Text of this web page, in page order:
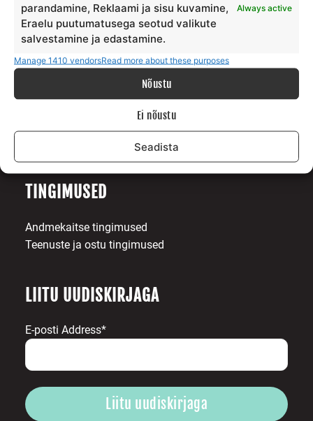
parandamine, Reklaami ja sisu kuvamine,
Eraelu puutumatusega seotud valikute
salvestamine ja edastamine.
Always active
Manage 1410 vendorsRead more about these purposes
Nõustu
Ei nõustu
Seadista
MEIST
Meie lugu
TINGIMUSED
Andmekaitse tingimused
Teenuste ja ostu tingimused
LIITU UUDISKIRJAGA
E-posti Address*